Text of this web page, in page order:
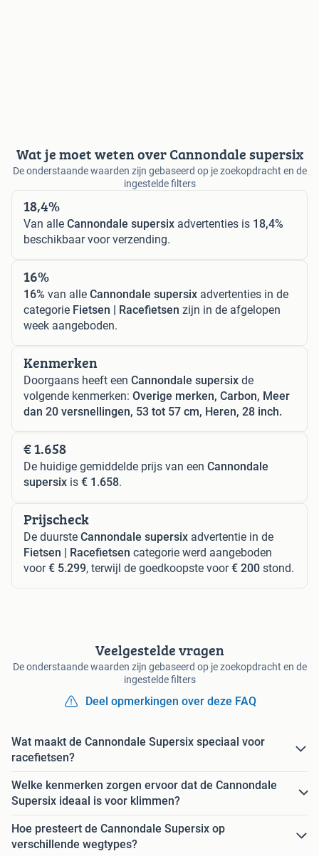
Wat je moet weten over Cannondale supersix
De onderstaande waarden zijn gebaseerd op je zoekopdracht en de
ingestelde filters
18,4%
Van alle Cannondale supersix advertenties is 18,4%
beschikbaar voor verzending.
16%
16% van alle Cannondale supersix advertenties in de
categorie Fietsen | Racefietsen zijn in de afgelopen
week aangeboden.
Kenmerken
Doorgaans heeft een Cannondale supersix de
volgende kenmerken: Overige merken, Carbon, Meer
dan 20 versnellingen, 53 tot 57 cm, Heren, 28 inch.
€ 1.658
De huidige gemiddelde prijs van een Cannondale
supersix is € 1.658.
Prijscheck
De duurste Cannondale supersix advertentie in de
Fietsen | Racefietsen categorie werd aangeboden
voor€ 5.299, terwijl de goedkoopste voor€ 200 stond.
Veelgestelde vragen
De onderstaande waarden zijn gebaseerd op je zoekopdracht en de
ingestelde filters
Deel opmerkingen over deze FAQ
Wat maakt de Cannondale Supersix speciaal voor
racefietsen?
Welke kenmerken zorgen ervoor dat de Cannondale
Supersix ideaal is voor klimmen?
Hoe presteert de Cannondale Supersix op
verschillende wegtypes?